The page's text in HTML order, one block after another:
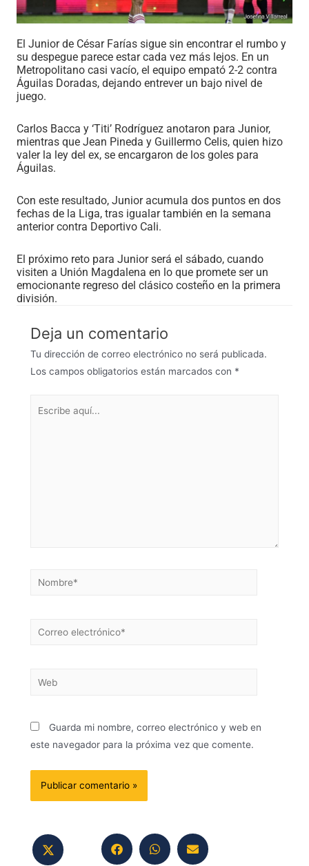
El Junior de César Farías sigue sin encontrar el rumbo y
su despegue parece estar cada vez más lejos. En un
Metropolitano casi vacío, el equipo empató 2-2 contra
Águilas Doradas, dejando entrever un bajo nivel de
juego.
Carlos Bacca y ‘Titi’ Rodríguez anotaron para Junior,
mientras que Jean Pineda y Guillermo Celis, quien hizo
valer la ley del ex, se encargaron de los goles para
Águilas.
Con este resultado, Junior acumula dos puntos en dos
fechas de la Liga, tras igualar también en la semana
anterior contra Deportivo Cali.
El próximo reto para Junior será el sábado, cuando
visiten a Unión Magdalena en lo que promete ser un
emocionante regreso del clásico costeño en la primera
división.
Deja un comentario
Tu dirección de correo electrónico no será publicada.
Los campos obligatorios están marcados con *
Guarda mi nombre, correo electrónico y web en
este navegador para la próxima vez que comente.